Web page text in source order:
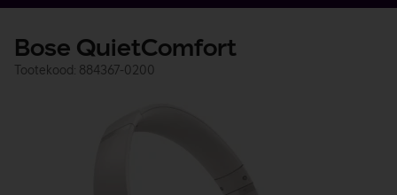
Bose QuietComfort
Tootekood: 884367-0200